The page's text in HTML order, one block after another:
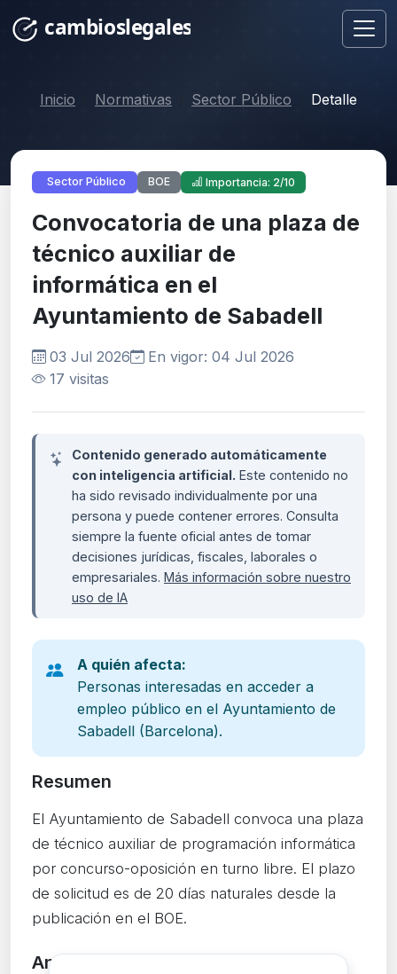
Inicio Normativas Sector Público Detalle
Sector Público BOE Importancia: 2/10
Convocatoria de una plaza de
técnico auxiliar de
informática en el
Ayuntamiento de Sabadell
03 Jul 2026
En vigor: 04 Jul 2026
17 visitas
Contenido generado automáticamente
con inteligencia artificial. Este contenido no
ha sido revisado individualmente por una
persona y puede contener errores. Consulta
siempre la fuente oficial antes de tomar
decisiones jurídicas, fiscales, laborales o
empresariales. Más información sobre nuestro
uso de IA
A quién afecta:
Personas interesadas en acceder a
empleo público en el Ayuntamiento de
Sabadell (Barcelona).
Resumen
El Ayuntamiento de Sabadell convoca una plaza
de técnico auxiliar de programación informática
por concurso-oposición en turno libre. El plazo
de solicitud es de 20 días naturales desde la
publicación en el BOE.
Análisis detallado